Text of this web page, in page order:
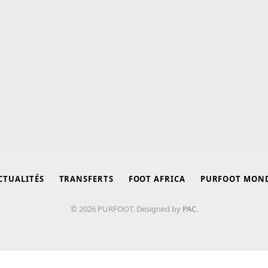
TRANSFERTS FOOT AFRICA PURFOOT
© 2026 PURFOOT. Designed by PAC.